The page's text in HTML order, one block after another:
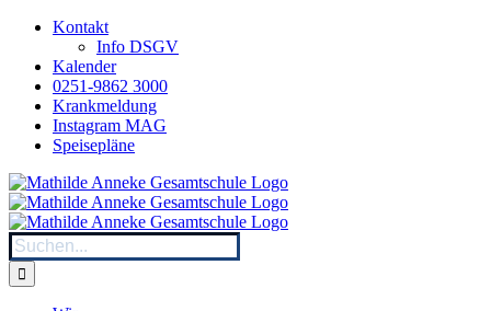
Zum
springen
Kontakt
Info DSGV
Kalender
0251-9862 3000
Krankmeldung
Instagram MAG
Speisepläne
Suche
nach: